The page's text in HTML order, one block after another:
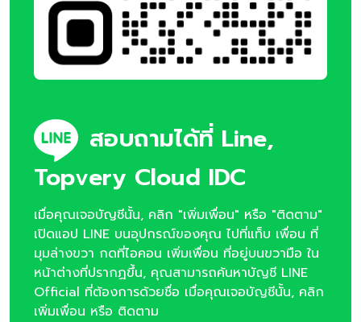
สอบถามได้ที่ Line,
Topvery Cloud IDC
เมื่อคุณเจอบัญชีนั้น, คลิก "เพิ่มเพื่อน" หรือ "ติดตาม"
เปิดแอป LINE บนอุปกรณ์ของคุณ ไปที่แท็บ เพื่อน ที่
มุมล่างขวา กดที่ไอคอน เพิ่มเพื่อน ที่อยู่บนขวามือ ใน
หน้าต่างที่ปรากฏขึ้น, คุณสามารถค้นหาบัญชี LINE
Official ที่ต้องการด้วยชื่อ เมื่อคุณเจอบัญชีนั้น, คลิก
เพิ่มเพื่อน หรือ ติดตาม